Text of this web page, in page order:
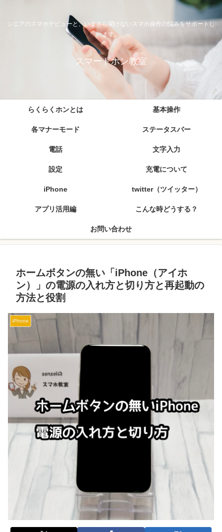
シニアのスマホデビューと、いまさら聞けないスマホ操作の悩みをサポートし
ます。
スマートホン教室
らくらくホンとは 基本操作
各マナーモード ステータスバー
電話 文字入力
設定 充電について
iPhone twitter（ツイッター）
アプリ活用編 こんな時どうする？
お問い合わせ
ホームボタンの無い「iPhone（アイホ
ン）」の電源の入れ方と切り方と再起動の
方法と役割
iPhone